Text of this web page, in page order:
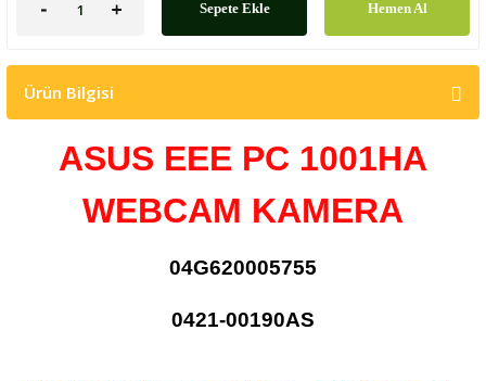
Sepete Ekle Hemen Al
Ürün Bilgisi
ASUS EEE PC 1001HA
WEBCAM KAMERA
04G620005755
0421-00190AS